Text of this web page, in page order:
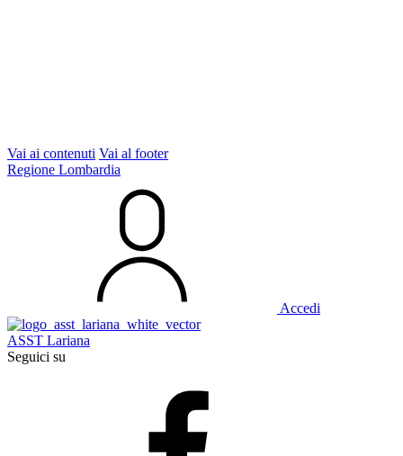
Vai ai contenuti Vai al footer
Regione Lombardia
Accedi
ASST Lariana
Seguici su